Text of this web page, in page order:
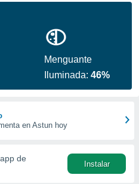
Menguante
Iluminada:46%
en Astun hoy
de
Instalar